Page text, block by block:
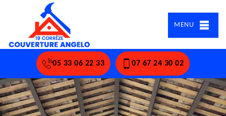
MENU
05 33 06 22 33 07 67 24 30 02